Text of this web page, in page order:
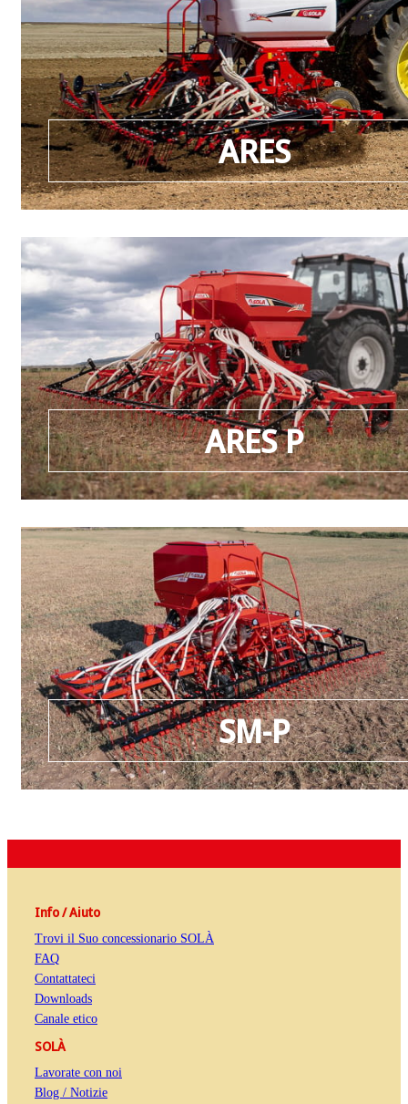
ARES
ARES P
SM-P
Info / Aiuto
Trovi il Suo concessionario SOLÀ
FAQ
Contattateci
Downloads
Canale etico
SOLÀ
Lavorate con noi
Blog / Notizie